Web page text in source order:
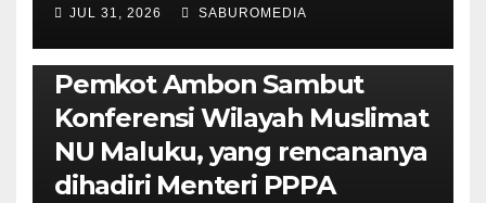
JUL 31, 2026 SABUROMEDIA
AMBON METRO JURNALISME AKTIVIS
POLITIK & PEMERINTAHAN
Pemkot Ambon Sambut
Konferensi Wilayah Muslimat
NU Maluku, yang rencananya
dihadiri Menteri PPPA